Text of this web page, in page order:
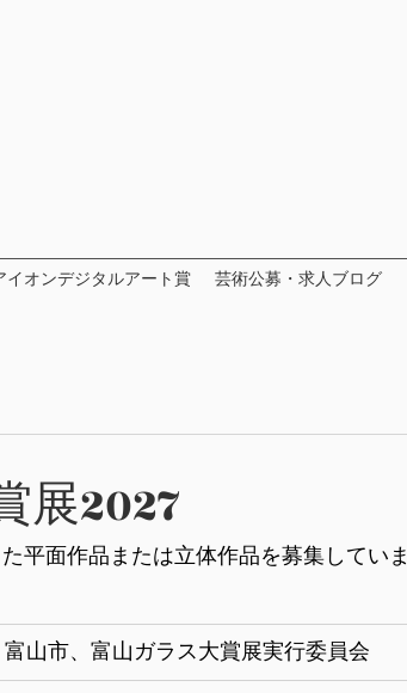
イオンデジタルアート賞 芸術公募・求人ブログ
展2027
平面作品または立体作品を募集していま
富山市、富山ガラス大賞展実行委員会